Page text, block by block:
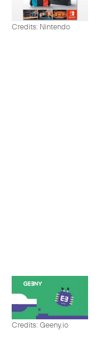
Credits: Nintendo
Credits: Geeny.io